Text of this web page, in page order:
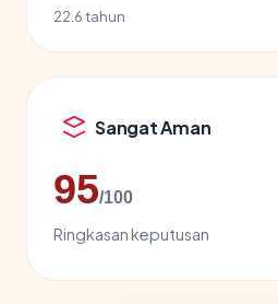
22.6 tahun
Sangat Aman
95/100
Ringkasan keputusan